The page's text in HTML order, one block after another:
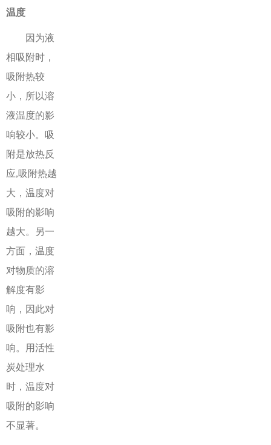
温度
因为液
相吸附时，
吸附热较
小，所以溶
液温度的影
响较小。吸
附是放热反
应,吸附热越
大，温度对
吸附的影响
越大。另一
方面，温度
对物质的溶
解度有影
响，因此对
吸附也有影
响。用活性
炭处理水
时，温度对
吸附的影响
不显著。